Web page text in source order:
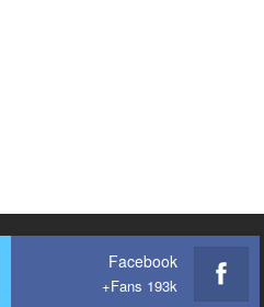
Facebook
Fans 193k+